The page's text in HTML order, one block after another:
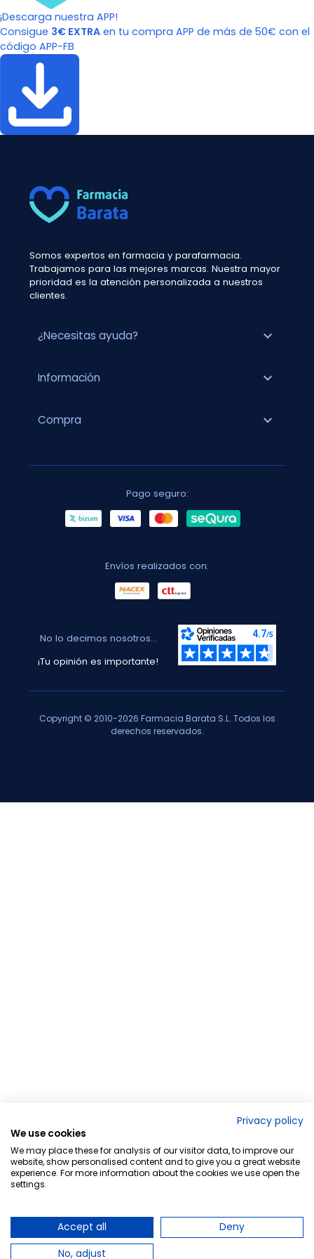
¡Descarga nuestra APP!
Consigue 3€ EXTRA en tu compra APP de más de 50€ con el
código APP-FB
Somos expertos en farmacia y parafarmacia.
Trabajamos para las mejores marcas. Nuestra mayor
prioridad es la atención personalizada a nuestros
clientes.
¿Necesitas ayuda? expand_more
Información expand_more
Compra expand_more
Pago seguro:
Envíos realizados con:
No lo decimos nosotros...
¡Tu opinión es importante!
Copyright © 2010-2026 Farmacia Barata S.L. Todos los
derechos reservados.
Privacy policy
We use cookies
We may place these for analysis of our visitor data, to improve our
website, show personalised content and to give you a great website
experience. For more information about the cookies we use open the
settings.
Accept all
Deny
No, adjust